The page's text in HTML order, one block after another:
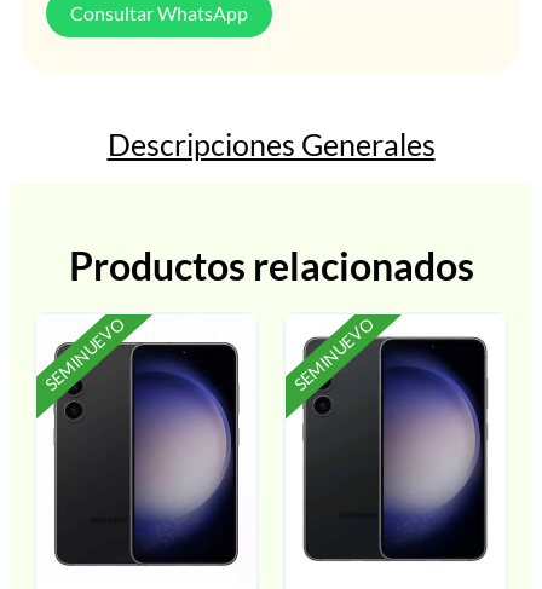
Consultar WhatsApp
Descripciones Generales
Productos relacionados
SEMINUEVO SEMINUEVO